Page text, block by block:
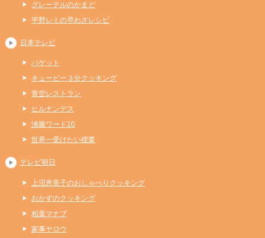
グレーテルのかまど
平野レミの早わざレシピ
日本テレビ
バゲット
キューピー３分クッキング
青空レストラン
ヒルナンデス
沸騰ワード10
世界一受けたい授業
テレビ朝日
上沼恵美子のおしゃべりクッキング
おかずのクッキング
相葉マナブ
家事ヤロウ